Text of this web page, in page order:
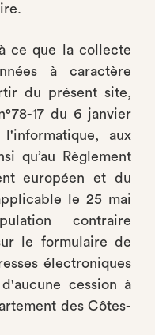
ce que la collecte
à caractère
du présent site,
17 du 6 janvier
aux
qu’au Règlement
européen et du
le 25 mai
contraire
le formulaire de
électroniques
cession à
des Côtes-